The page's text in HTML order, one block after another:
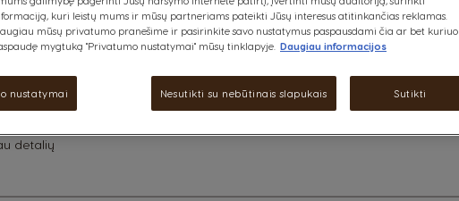
detalių
kuri leistų mums ir mūsų partneriams pateikti Jūsų interesus atitinkančias reklamas.
mūsų privatumo pranešime ir pasirinkite savo nustatymus paspausdami čia ar bet kuriuo
mygtuką "Privatumo nustatymai" mūsų tinklapyje. Daugiau informacijos
Nesutikti su nebūtinais slapukais Sutikti
nustatymai